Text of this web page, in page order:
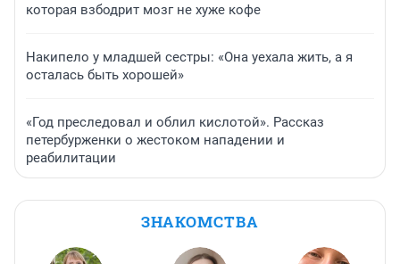
которая взбодрит мозг не хуже кофе
Накипело у младшей сестры: «Она уехала жить, а я
осталась быть хорошей»
«Год преследовал и облил кислотой». Рассказ
петербурженки о жестоком нападении и
реабилитации
ЗНАКОМСТВА